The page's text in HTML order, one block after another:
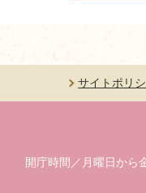
サイトポリ
開庁時間／月曜日から